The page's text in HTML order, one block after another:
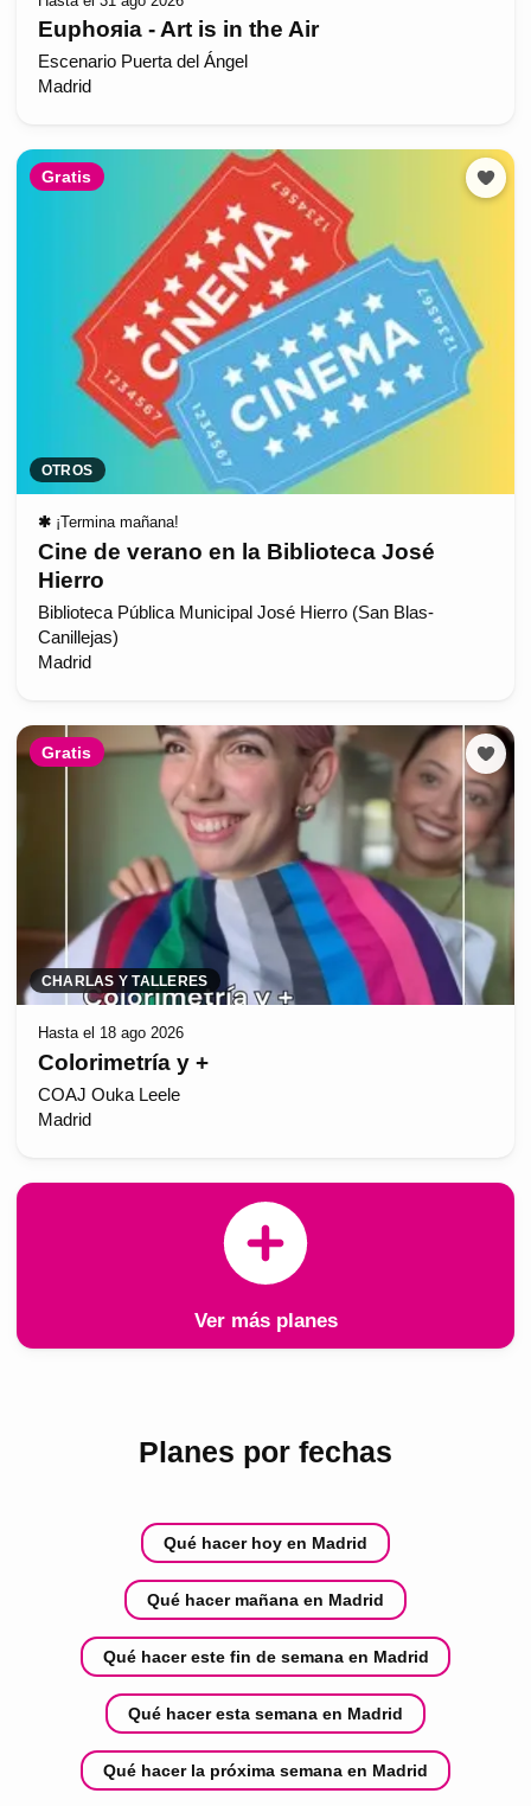
Euphoяia - Art is in the Air
Escenario Puerta del Ángel
Madrid
Gratis
OTROS
✱ ¡Termina mañana!
Cine de verano en la Biblioteca José
Hierro
Biblioteca Pública Municipal José Hierro (San Blas-
Canillejas)
Madrid
Gratis
CHARLAS Y TALLERES
Hasta el 18 ago 2026
Colorimetría y +
COAJ Ouka Leele
Madrid
Ver más planes
Planes por fechas
Qué hacer hoy en Madrid
Qué hacer mañana en Madrid
Qué hacer este fin de semana en Madrid
Qué hacer esta semana en Madrid
Qué hacer la próxima semana en Madrid